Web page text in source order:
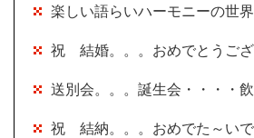
楽しい語らいハーモニーの世界
祝 結婚。。。おめでとうご
送別会。。。誕生会・・・・
祝 結納。。。おめでた～い